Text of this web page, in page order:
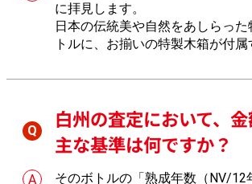
に拝見します。
日本の伝統美や自然をあしらっ
トルに、お揃いの特製木箱が付属
とりわけ強い争奪戦が起きる製
やで厳密に確認します。
白州の査定において、
主な基準は何ですか？
そのボトルの「熟成年数（NV/